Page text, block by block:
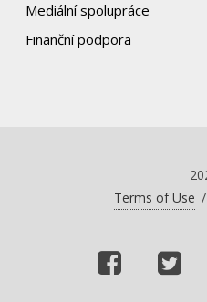
Mediální spolupráce
Finanční podpora
Terms of Use /